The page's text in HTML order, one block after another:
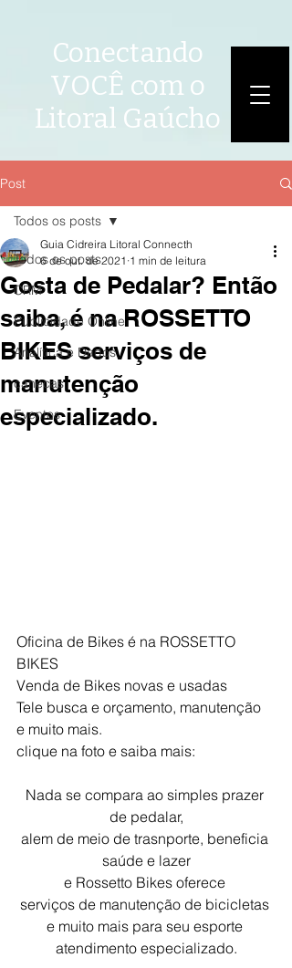
Conectando
VOCÊ com o
Litoral Gaúcho
Post
Todos os posts
CRM
Publicidade Online
Analítica e Dados
canecas
Eventos
Todos os posts
Gosta de Pedalar? Então
saiba, é na ROSSETTO
BIKES serviços de
manutenção
especializado.
Guia Cidreira Litoral Connecth
6 de out. de 2021 1 min de leitura
Oficina de Bikes é na ROSSETTO
BIKES
Venda de Bikes novas e usadas
Tele busca e orçamento, manutenção
e muito mais.
clique na foto e saiba mais:
Nada se compara ao simples prazer
de pedalar,
alem de meio de trasnporte, beneficia
saúde e lazer
e Rossetto Bikes oferece
serviços de manutenção de bicicletas
e muito mais para seu esporte
atendimento especializado.